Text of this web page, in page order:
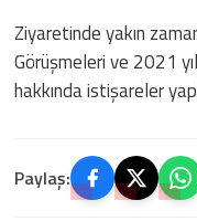
Ziyaretinde yakın
Görüşmeleri ve 2021
hakkında istişareler
Paylaş: